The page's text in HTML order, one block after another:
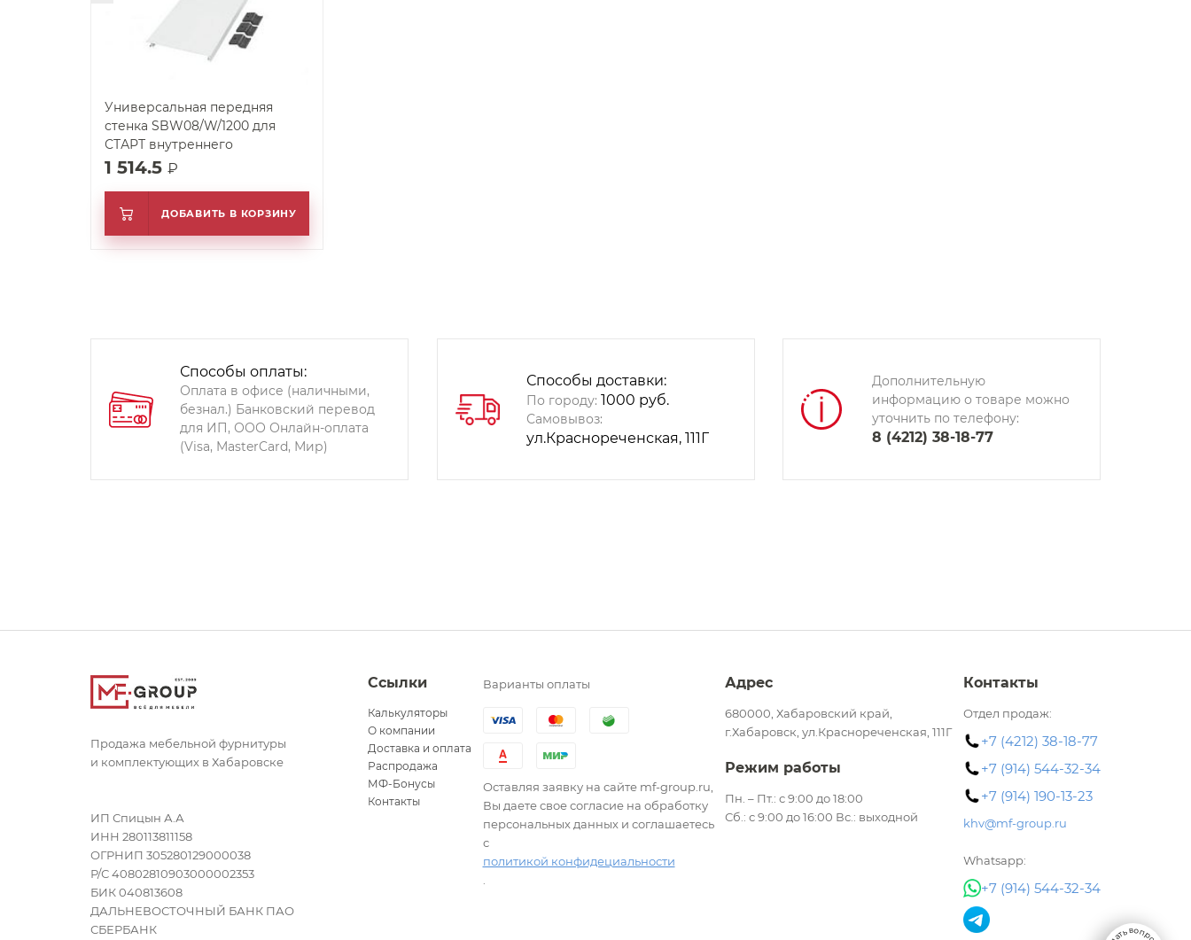
Универсальная передняя
стенка SBW08/W/1200 для
СТАРТ внутреннего
1 514.5 ₽
ДОБАВИТЬ В КОРЗИНУ
Способы оплаты:
Оплата в офисе (наличными,
безнал.) Банковский перевод
для ИП, ООО Онлайн-оплата
(Visa, MasterCard, Мир)
Способы доставки:
По городу: 1000 руб.
Самовывоз:
ул.Краснореченская, 111Г
Дополнительную
информацию о товаре можно
уточнить по телефону:
8 (4212) 38-18-77
Продажа мебельной фурнитуры
и комплектующих в Хабаровске
ИП Спицын А.А
ИНН 280113811158
ОГРНИП 305280129000038
Р/С 40802810903000002353
БИК 040813608
ДАЛЬНЕВОСТОЧНЫЙ БАНК ПАО
СБЕРБАНК
Ссылки
Калькуляторы
О компании
Доставка и оплата
Распродажа
МФ-Бонусы
Контакты
Варианты оплаты
Оставляя заявку на сайте mf-group.ru,
Вы даете свое согласие на обработку
персональных данных и соглашаетесь
с
политикой конфидециальности
Адрес
680000, Хабаровский край,
г.Хабаровск, ул.Краснореченская, 111Г
Режим работы
Пн. – Пт.: с 9:00 до 18:00
Сб.: с 9:00 до 16:00 Вс.: выходной
Контакты
Отдел продаж:
+7 (4212) 38-18-77
+7 (914) 544-32-34
+7 (914) 190-13-23
khv@mf-group.ru
Whatsapp:
+7 (914) 544-32-34